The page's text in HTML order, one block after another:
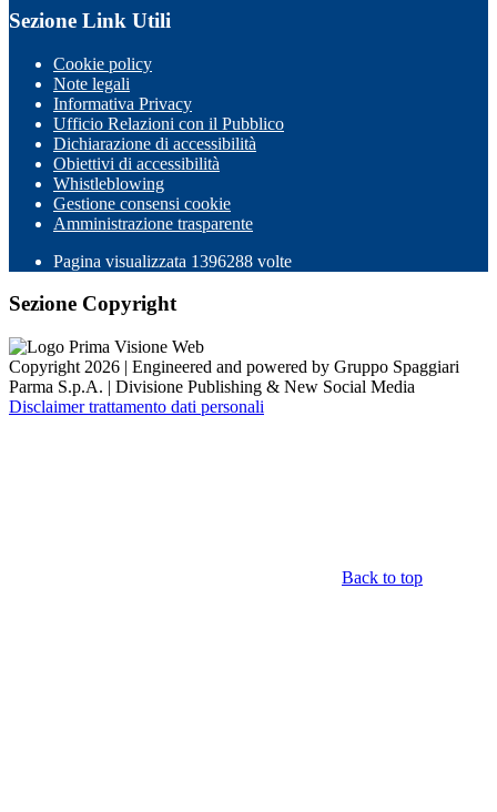
Sezione Link Utili
Cookie policy
Note legali
Informativa Privacy
Ufficio Relazioni con il Pubblico
Dichiarazione di accessibilità
Obiettivi di accessibilità
Whistleblowing
Gestione consensi cookie
Amministrazione trasparente
Pagina visualizzata 1396288 volte
Sezione Copyright
Copyright 2026 | Engineered and powered by Gruppo Spaggiari
Parma S.p.A. | Divisione Publishing & New Social Media
Disclaimer trattamento dati personali
Back to top